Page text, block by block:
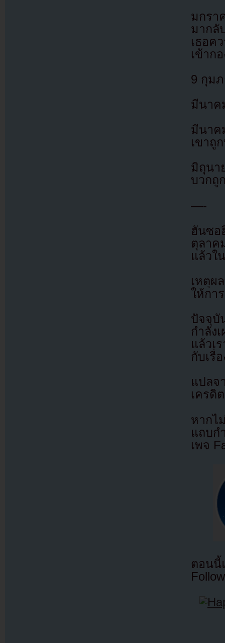
มกรา
มากลั
เธอค
เข้าก
9 กุม
มีนาค
มีนาค
เขาถู
มิถุนา
บวกถู
—-
ฮันซ
ตุลาค
แล้วใ
เหตุผ
ให้กา
ปัจจุบั
กำลัง
แล้วเ
กับเรื่
แปล
เครดิ
หากไ
แถบก
เพจ
ตอนนี้